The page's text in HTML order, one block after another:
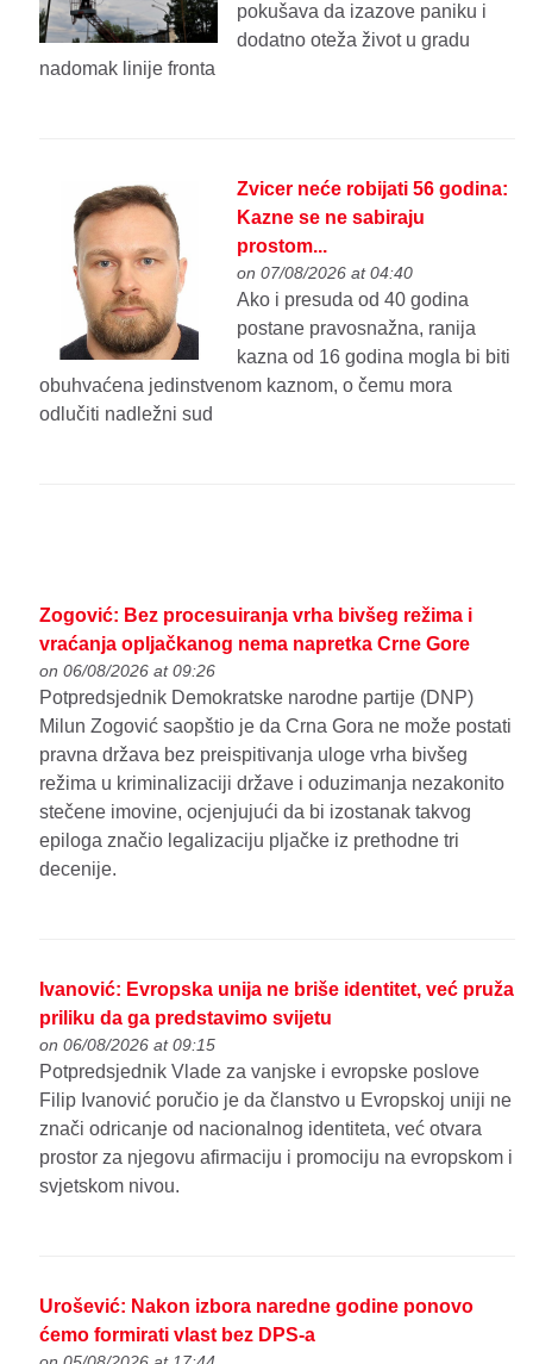
pokušava da izazove paniku i
dodatno oteža život u gradu
nadomak linije fronta
Zvicer neće robijati 56 godina:
Kazne se ne sabiraju
prostom...
on 07/08/2026 at 04:40
Ako i presuda od 40 godina
postane pravosnažna, ranija
kazna od 16 godina mogla bi biti
obuhvaćena jedinstvenom kaznom, o čemu mora
odlučiti nadležni sud
Zogović: Bez procesuiranja vrha bivšeg režima i
vraćanja opljačkanog nema napretka Crne Gore
on 06/08/2026 at 09:26
Potpredsjednik Demokratske narodne partije (DNP)
Milun Zogović saopštio je da Crna Gora ne može postati
pravna država bez preispitivanja uloge vrha bivšeg
režima u kriminalizaciji države i oduzimanja nezakonito
stečene imovine, ocjenjujući da bi izostanak takvog
epiloga značio legalizaciju pljačke iz prethodne tri
decenije.
Ivanović: Evropska unija ne briše identitet, već pruža
priliku da ga predstavimo svijetu
on 06/08/2026 at 09:15
Potpredsjednik Vlade za vanjske i evropske poslove
Filip Ivanović poručio je da članstvo u Evropskoj uniji ne
znači odricanje od nacionalnog identiteta, već otvara
prostor za njegovu afirmaciju i promociju na evropskom i
svjetskom nivou.
Urošević: Nakon izbora naredne godine ponovo
ćemo formirati vlast bez DPS-a